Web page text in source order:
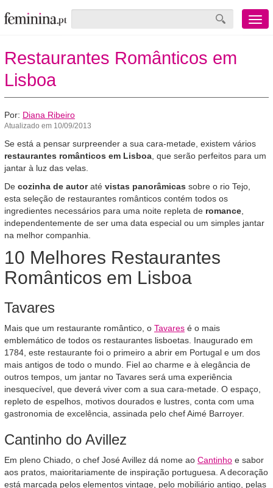
Menu
mobile
Restaurantes Românticos em
Lisboa
Por: Diana Ribeiro
Atualizado em 10/09/2013
Se está a pensar surpreender a sua cara-metade, existem vários
restaurantes românticos em Lisboa , que serão perfeitos para um
jantar à luz das velas.
De cozinha de autoraté vistas panorâmicas sobre o rio Tejo,
esta seleção de restaurantes românticos contém todos os
ingredientes necessários para uma noite repleta de romance
independentemente de ser uma data especial ou um simples jantar
na melhor companhia.
10 Melhores Restaurantes
Românticos em Lisboa
Tavares
Mais que um restaurante romântico, o Tavares é o mais
emblemático de todos os restaurantes lisboetas. Inaugurado em
1784, este restaurante foi o primeiro a abrir em Portugal e um dos
mais antigos de todo o mundo. Fiel ao charme e à elegância de
outros tempos, um jantar no Tavares será uma experiência
inesquecível, que deverá viver com a sua cara-metade. O espaço,
repleto de espelhos, motivos dourados e lustres, conta com uma
gastronomia de excelência, assinada pelo chef Aimé Barroyer.
Cantinho do Avillez
Em pleno Chiado, o chef José Avillez dá nome ao Cantinho e sabor
aos pratos, maioritariamente de inspiração portuguesa. A decoração
está marcada pelos elementos vintage, pelo mobiliário antigo, pelas